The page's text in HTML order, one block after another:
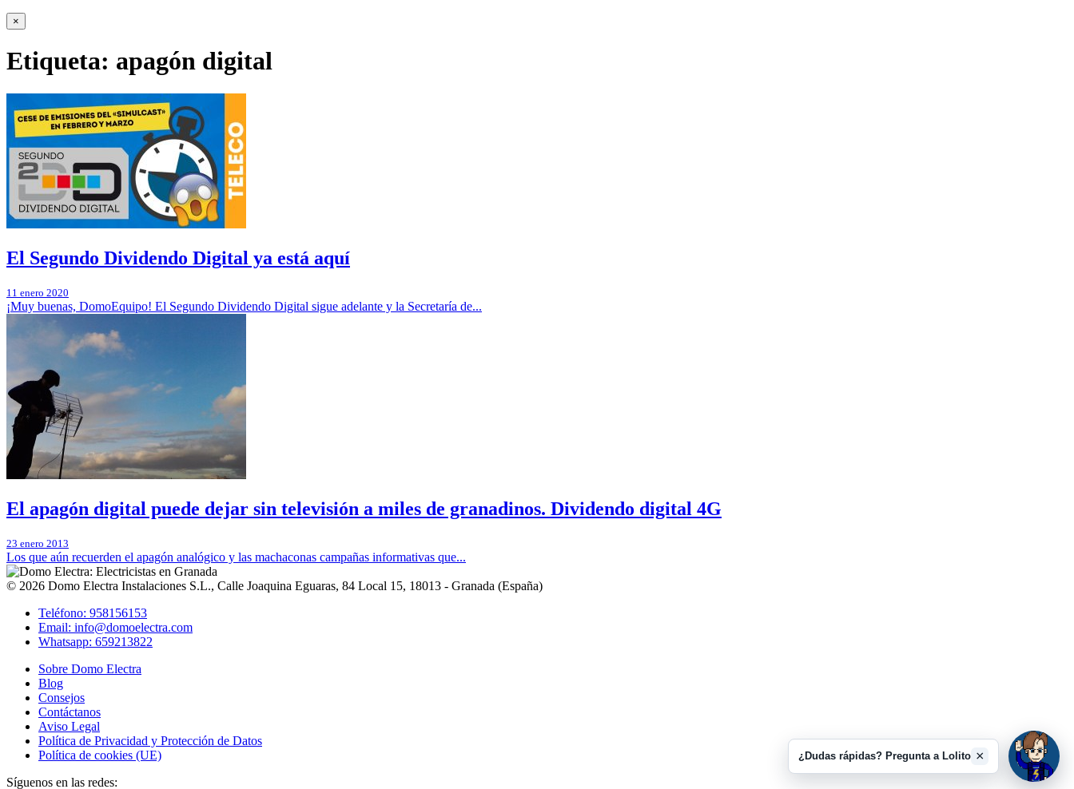
×
Etiqueta: apagón digital
El Segundo Dividendo Digital ya está aquí
11 enero 2020
¡Muy buenas, DomoEquipo! El Segundo Dividendo Digital sigue adelante y la Secretaría de...
El apagón digital puede dejar sin televisión a miles de granadinos. Dividendo digital 4G
23 enero 2013
Los que aún recuerden el apagón analógico y las machaconas campañas informativas que...
© 2026 Domo Electra Instalaciones S.L., Calle Joaquina Eguaras, 84 Local 15, 18013 - Granada (España)
Teléfono: 958156153
Email: info@domoelectra.com
Whatsapp: 659213822
Sobre Domo Electra
Blog
Consejos
Contáctanos
Aviso Legal
Política de Privacidad y Protección de Datos
Política de cookies (UE)
Síguenos en las redes:
¿Dudas rápidas? Pregunta a Lolito ×